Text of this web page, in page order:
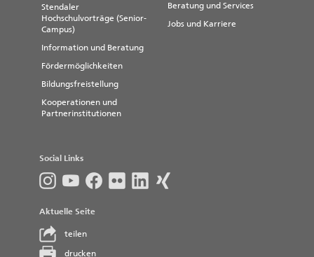
Stendaler
Hochschulvorträge (Senior-
Campus)
Information und Beratung
Fördermöglichkeiten
Bildungsfreistellung
Kooperationen und
Partnerinstitutionen
Beratung und Services
Jobs und Karriere
Social Links
Aktuelle Seite
teilen
drucken